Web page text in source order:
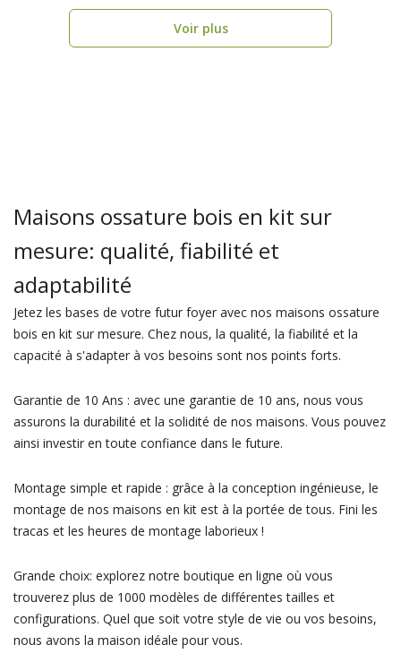
Voir plus
Maisons ossature bois en kit sur
mesure: qualité, fiabilité et
adaptabilité
Jetez les bases de votre futur foyer avec nos maisons ossature
bois en kit sur mesure. Chez nous, la qualité, la fiabilité et la
capacité à s'adapter à vos besoins sont nos points forts.
Garantie de 10 Ans : avec une garantie de 10 ans, nous vous
assurons la durabilité et la solidité de nos maisons. Vous pouvez
ainsi investir en toute confiance dans le future.
Montage simple et rapide : grâce à la conception ingénieuse, le
montage de nos maisons en kit est à la portée de tous. Fini les
tracas et les heures de montage laborieux !
Grande choix: explorez notre boutique en ligne où vous
trouverez plus de 1000 modèles de différentes tailles et
configurations. Quel que soit votre style de vie ou vos besoins,
nous avons la maison idéale pour vous.